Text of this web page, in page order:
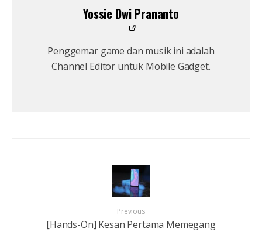
Yossie Dwi Prananto
Penggemar game dan musik ini adalah
Channel Editor untuk Mobile Gadget.
Previous
[Hands-On] Kesan Pertama Memegang